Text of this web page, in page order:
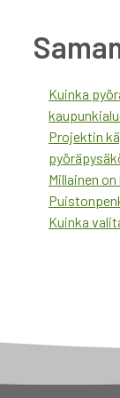
Kuinka
Projektin
Millainen
Kuinka